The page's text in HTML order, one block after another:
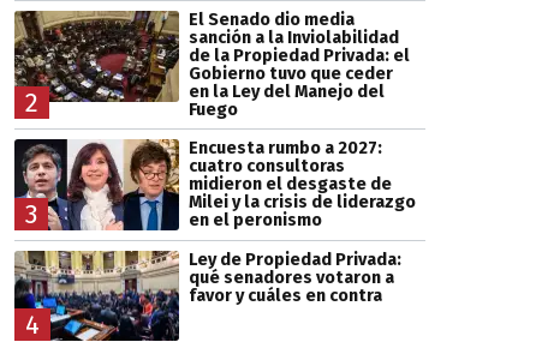
2
El Senado dio media
sanción a la Inviolabilidad
de la Propiedad Privada: el
Gobierno tuvo que ceder
en la Ley del Manejo del
Fuego
3
Encuesta rumbo a 2027:
cuatro consultoras
midieron el desgaste de
Milei y la crisis de liderazgo
en el peronismo
4
Ley de Propiedad Privada:
qué senadores votaron a
favor y cuáles en contra